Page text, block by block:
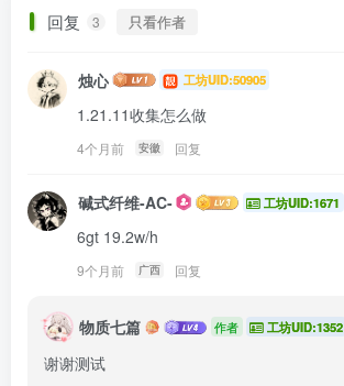
回复 3 只看作者
烛心 工坊UID:50905
1.21.11收集怎么做
4个月前 安徽 回复
碱式纤维-AC- 工坊UID:1671
6gt 19.2w/h
9个月前 广西 回复
物质七篇 作者 工坊UID:1352
谢谢测试